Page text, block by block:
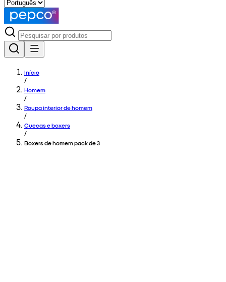
Início
/
Homem
/
Roupa interior de homem
/
Cuecas e boxers
/
Boxers de homem pack de 3